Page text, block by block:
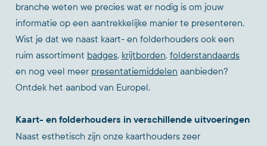
branche weten we precies wat er nodig is om jouw
informatie op een aantrekkelijke manier te presenteren.
Wist je dat we naast kaart- en folderhouders ook een
ruim assortiment badges, krijtborden, folderstandaards
en nog veel meer presentatiemiddelen aanbieden?
Ontdek het aanbod van Europel.
Kaart- en folderhouders in verschillende uitvoeringen
Naast esthetisch zijn onze kaarthouders zeer